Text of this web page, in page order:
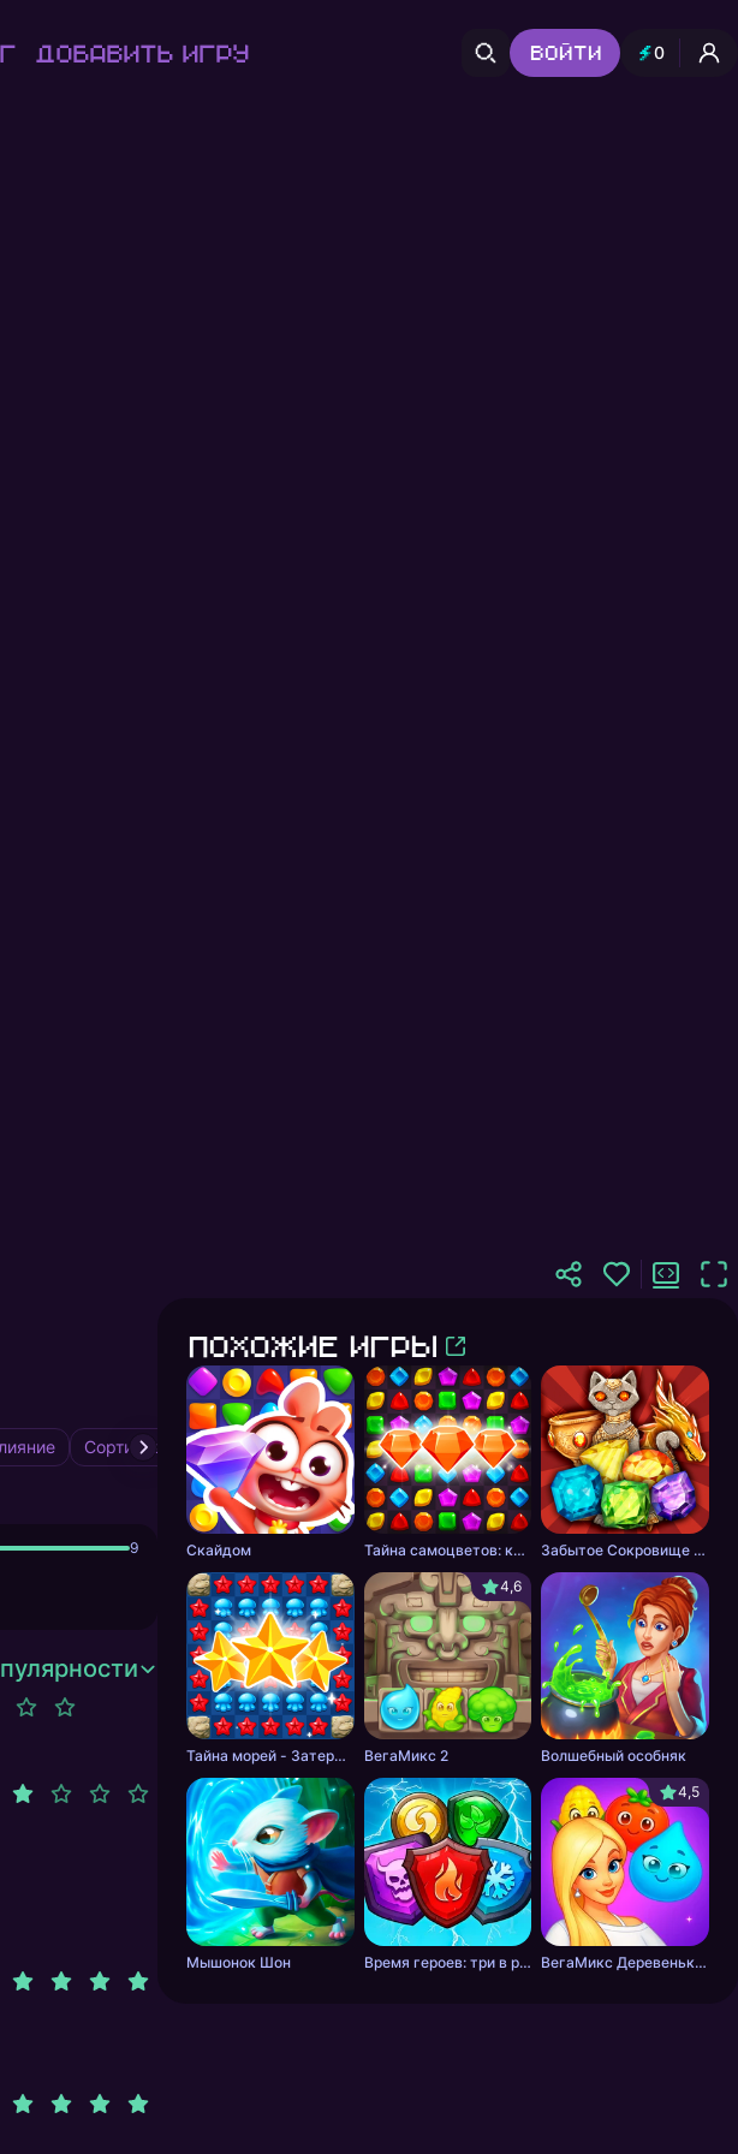
Добавить игру Войти 0
Сортировка Еда
9
Похожие игры
Скайдом Тайна самоцветов: ключ сокровищ - три в ряд Забытое Сокровище 2 - три в ряд
Тайна морей - Затерянные сокровища: Три в ряд
4,6
ВегаМикс 2 Волшебный особняк
Мышонок Шон Время героев: три в ряд RPG
4,5
ВегаМикс Деревенька 3 в ряд